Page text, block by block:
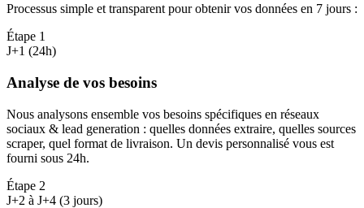
Processus simple et transparent pour obtenir vos données en 7 jours :
Étape 1
J+1 (24h)
Analyse de vos besoins
Nous analysons ensemble vos besoins spécifiques en réseaux
sociaux & lead generation : quelles données extraire, quelles sources
scraper, quel format de livraison. Un devis personnalisé vous est
fourni sous 24h.
Étape 2
J+2 à J+4 (3 jours)